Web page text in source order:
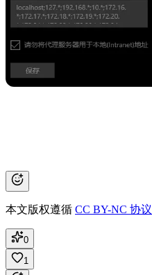
本文版权遵循 CC BY-NC 协议
0
1